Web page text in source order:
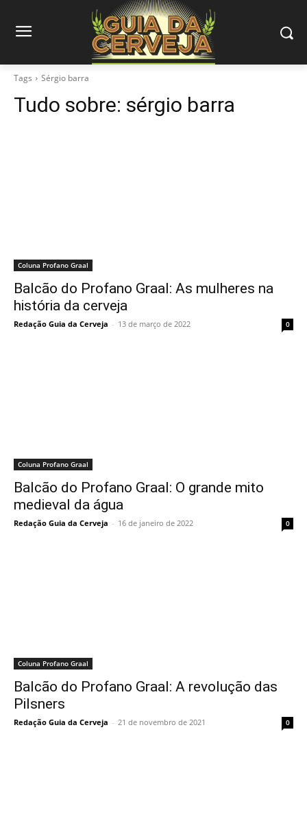
Tags Sérgio barra
Tudo sobre: sérgio barra
Coluna Profano Graal
Balcão do Profano Graal: As mulheres na
história da cerveja
Redação Guia da Cerveja - 13 de março de 2022 0
Coluna Profano Graal
Balcão do Profano Graal: O grande mito
medieval da água
Redação Guia da Cerveja - 16 de janeiro de 2022 0
Coluna Profano Graal
Balcão do Profano Graal: A revolução das
Pilsners
Redação Guia da Cerveja - 21 de novembro de 2021 0